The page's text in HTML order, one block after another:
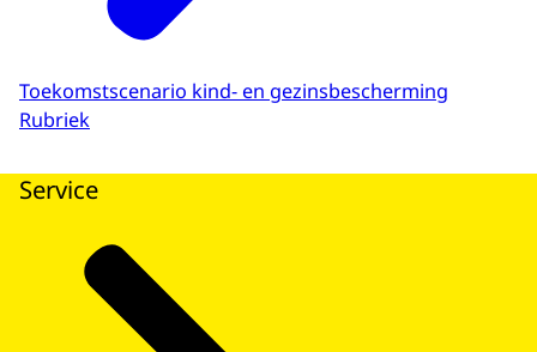
Toekomstscenario kind- en gezinsbescherming
Rubriek
Service